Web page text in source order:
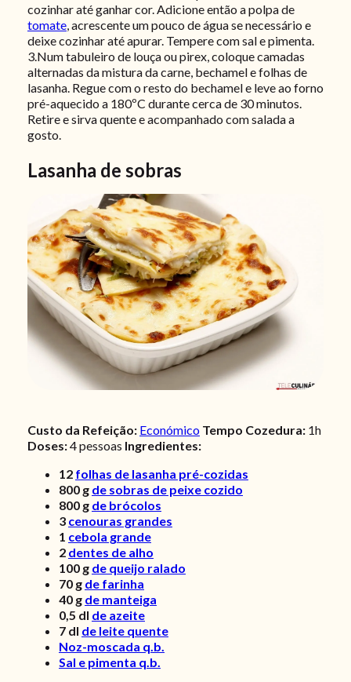
cozinhar até ganhar cor. Adicione então a polpa de
tomate , acrescente um pouco de água se necessário e
deixe cozinhar até apurar. Tempere com sal e pimenta.
3.Num tabuleiro de louça ou pirex, coloque camadas
alternadas da mistura da carne, bechamel e folhas de
lasanha. Regue com o resto do bechamel e leve ao forno
pré-aquecido a 180ºC durante cerca de 30 minutos.
Retire e sirva quente e acompanhado com salada a
gosto.
Lasanha de sobras
Custo da Refeição: Económico Tempo Cozedura: 1h
Doses:4 pessoas Ingredientes:
12 folhas de lasanha pré-cozidas
800 g de sobras de peixe cozido
800 g de brócolos
3 cenouras grandes
1 cebola grande
2 dentes de alho
100 g de queijo ralado
70 g de farinha
40 g de manteiga
0,5 dl de azeite
7 dl de leite quente
Noz-moscada q.b.
Sal e pimenta q.b.